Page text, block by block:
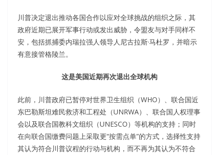
川普决定退出推动各国合作以应对全球挑战的组织之际，其
政府近期已展开军事行动或发出威胁，令盟友与对手同样不
安，包括抓捕委内瑞拉强人领导人尼古拉斯·马杜罗，并暗示
有意接管格陵兰。
这是美国近期再次退出全球机构
此前，川普政府已暂停对世界卫生组织（WHO）、联合国近
东巴勒斯坦难民救济和工程处（UNRWA）、联合国人权理事
会以及联合国教科文组织（UNESCO）等机构的支持；同时
在向联合国缴费问题上采取更“按需点单”的方式，选择性支持
其认为符合川普议程的行动与机构，而不再为其认为不符合